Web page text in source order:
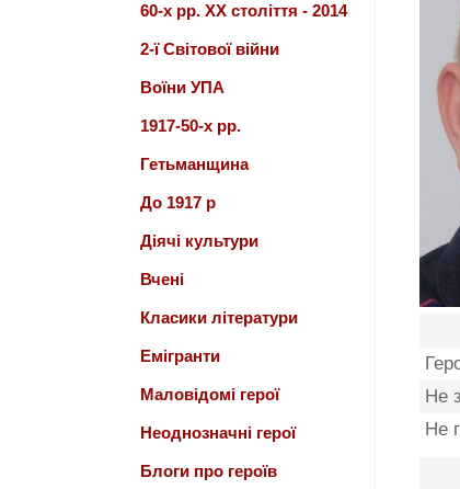
Не
Не
60-х рр. ХХ століття - 2014
2-ї Світової війни
Воїни УПА
1917-50-х рр.
Гетьманщина
До 1917 р
Діячі культури
Вчені
Класики літератури
Емігранти
Маловідомі герої
Неоднозначні герої
Блоги про героїв